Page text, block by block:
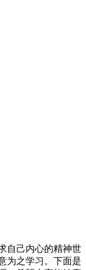
自己内心的精神世
为之学习。下面是